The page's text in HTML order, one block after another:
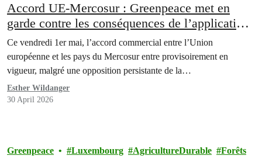
Accord UE-Mercosur : Greenpeace met en
garde contre les conséquences de l’application
provisoire
Ce vendredi 1er mai, l’accord commercial entre l’Union
européenne et les pays du Mercosur entre provisoirement en
vigueur, malgré une opposition persistante de la…
Esther Wildanger
30 April 2026
Greenpeace Luxembourg AgricultureDurable Forêts